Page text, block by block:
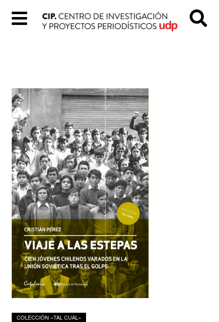
Quiénes
Somos
Colección
«Tal
Cual»
Proyectos
digitales
Podcasts
Investigadores
COLECCIÓN «TAL CUAL»